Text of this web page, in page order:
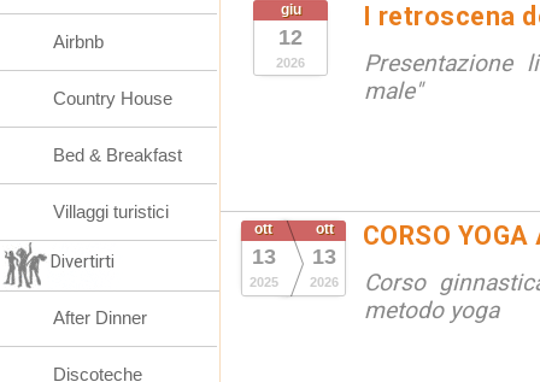
giu
12
2026
I retroscena
Presentazione
male"
ott
13
2025
ott
13
2026
CORSO
Corso
metodo yoga
Airbnb
Country House
Bed & Breakfast
Villaggi turistici
Divertirti
After Dinner
Discoteche